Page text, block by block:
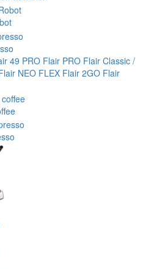
49 PRO Flair PRO Flair Classic /
NEO FLEX Flair 2GO Flair